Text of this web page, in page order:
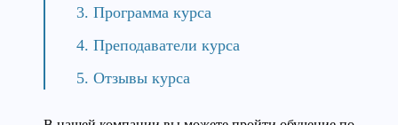
Программа курса
Преподаватели курса
Отзывы курса